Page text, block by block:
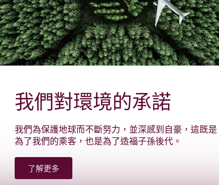
我們對環境的承諾
我們為保護地球而不斷努力，並深感到自豪，這既是
為了我們的乘客，也是為了造福子孫後代。
了解更多